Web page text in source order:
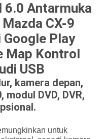
6.0 Antarmuka
CX-9
Play
Map Kontrol
USB
kamera depan,
modul DVD, DVR,
untuk